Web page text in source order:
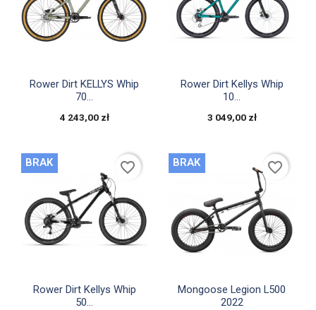
Szybki podgląd
Rower Dirt KELLYS Whip
70...
4 243,00 zł
Szybki podgląd
Rower Dirt Kellys Whip
10...
3 049,00 zł
Szybki podgląd
Rower Dirt Kellys Whip
50...
BRAK favorite_border
Szybki podgląd
Mongoose Legion L500
2022
BRAK favorite_border